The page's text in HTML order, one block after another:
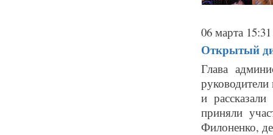
06 марта 15:31
Открытый
Глава
и
приняли
Филоненко,